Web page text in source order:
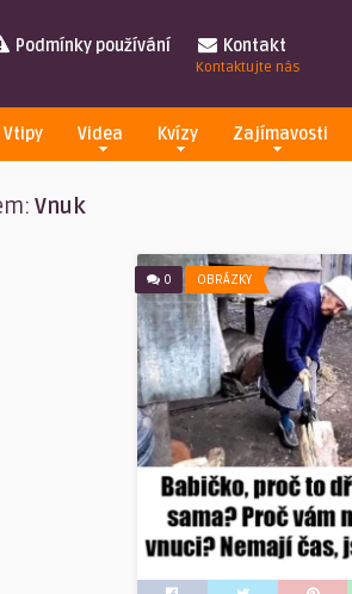
Podmínky používání Kontakt
Kontaktujte nás
Vtipy Videa Kvízy Zajímavosti
Vnuk
0 OBRÁZKY